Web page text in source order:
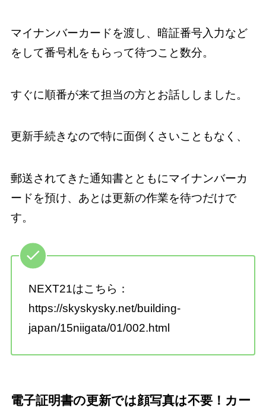
マイナンバーカードを渡し、暗証番号入力など
をして番号札をもらって待つこと数分。
すぐに順番が来て担当の方とお話ししました。
更新手続きなので特に面倒くさいこともなく、
郵送されてきた通知書とともにマイナンバーカ
ードを預け、あとは更新の作業を待つだけで
す。
NEXT21はこちら：
https://skyskysky.net/building-
japan/15niigata/01/002.html
電子証明書の更新では顔写真は不要！カー